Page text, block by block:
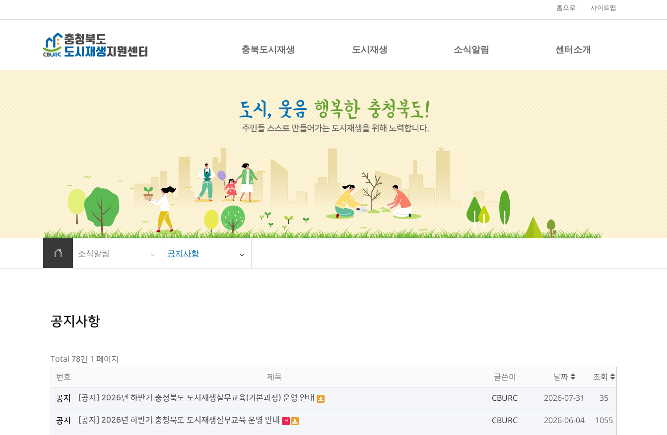
홈으로 사이트맵
충북도시재생 도시재생 소식알림 센터소개
홈으로 이동
소식알림 공지사항
공지사항
Total 78건 1 페이지
번호
제목 글쓴이 날짜 조회
공지 [공지] 2026년 하반기 충청북도 도시재생실무교육(기본과정) 운영 안내 CBURC 2026-07-31 35
공지 [공지] 2026년 하반기 충청북도 도시재생실무교육 운영 안내 H CBURC 2026-06-04 1055